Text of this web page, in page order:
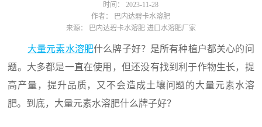
时间：
2023-11-28
作者：
巴内达碧卡水溶肥
来源：
巴内达碧卡水溶肥 进口水溶肥厂家
大量元素水溶肥什么牌子好？是所有种植户都关心的问
题。大多都是一直在使用，但还没有找到利于作物生长，提
高产量，提升品质，又不会造成土壤问题的大量元素水溶
肥。到底，大量元素水溶肥什么牌子好？